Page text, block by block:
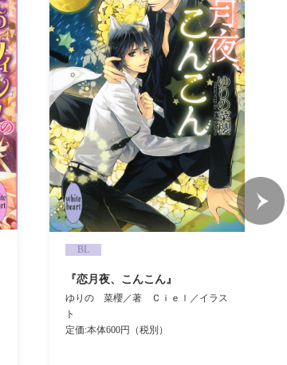
BL
『恋月夜、こんこん』
ゆりの 菜櫻／著
Ｃｉｅｌ／イラス
ト
定価:本体600円（税別）